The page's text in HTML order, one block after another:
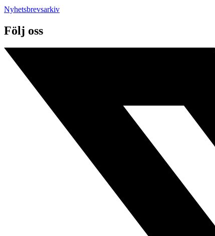
Nyhetsbrevsarkiv
Följ oss